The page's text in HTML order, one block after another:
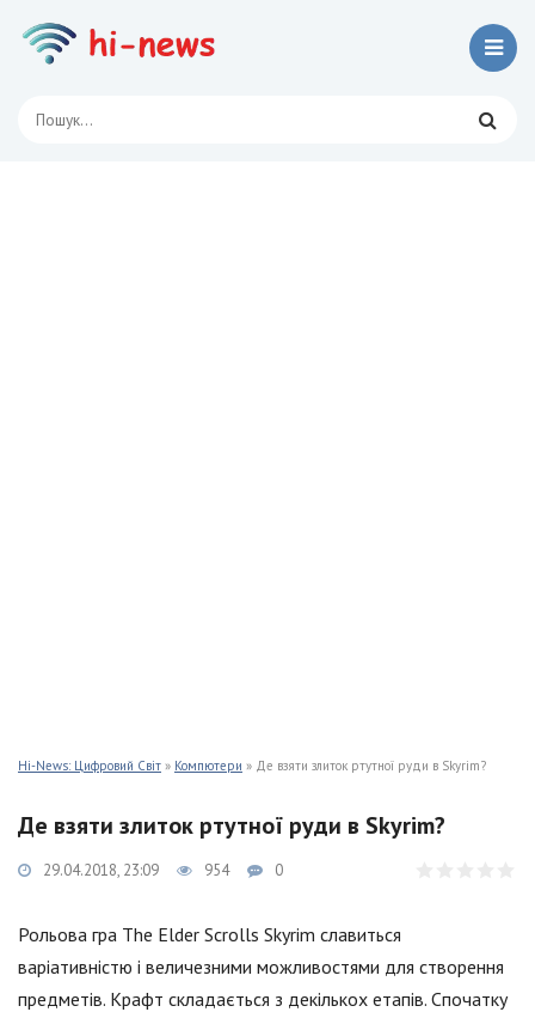
Hi-News: Цифровий Світ » Компютери » Де взяти злиток ртутної руди в Skyrim?
Де взяти злиток ртутної руди в Skyrim?
29.04.2018, 23:09 954 0
Рольова гра The Elder Scrolls Skyrim славиться
варіативністю і величезними можливостями для створення
предметів. Крафт складається з декількох етапів. Спочатку